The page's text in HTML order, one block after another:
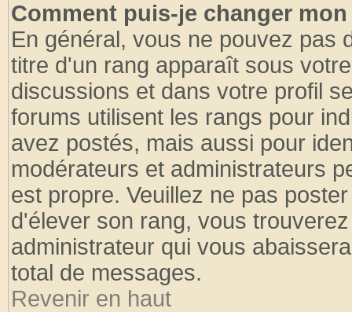
Comment puis-je changer
En général, vous ne pouvez pas
titre d'un rang apparaît sous
discussions et dans votre profil
forums utilisent les rangs pour
avez postés, mais aussi pour
modérateurs et administrateurs
est propre. Veuillez ne pas
d'élever son rang, vous
administrateur qui vous
total de messages.
Revenir en haut